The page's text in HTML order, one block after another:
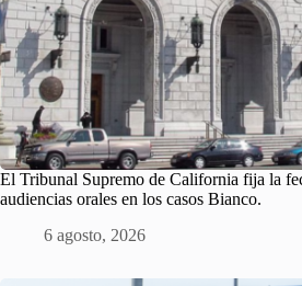
El Tribunal Supremo de California fija la
audiencias orales en los casos Bianco.
6 agosto, 2026